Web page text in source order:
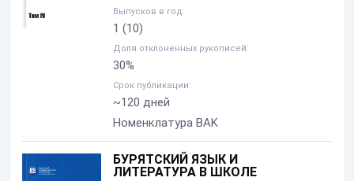
Выпусков в год:
1 (10)
Доля отклоненных рукописей:
30%
Срок публикации:
~120 дней
Номенклатура BAK
БУРЯТСКИЙ ЯЗЫК И
ЛИТЕРАТУРА В ШКОЛЕ